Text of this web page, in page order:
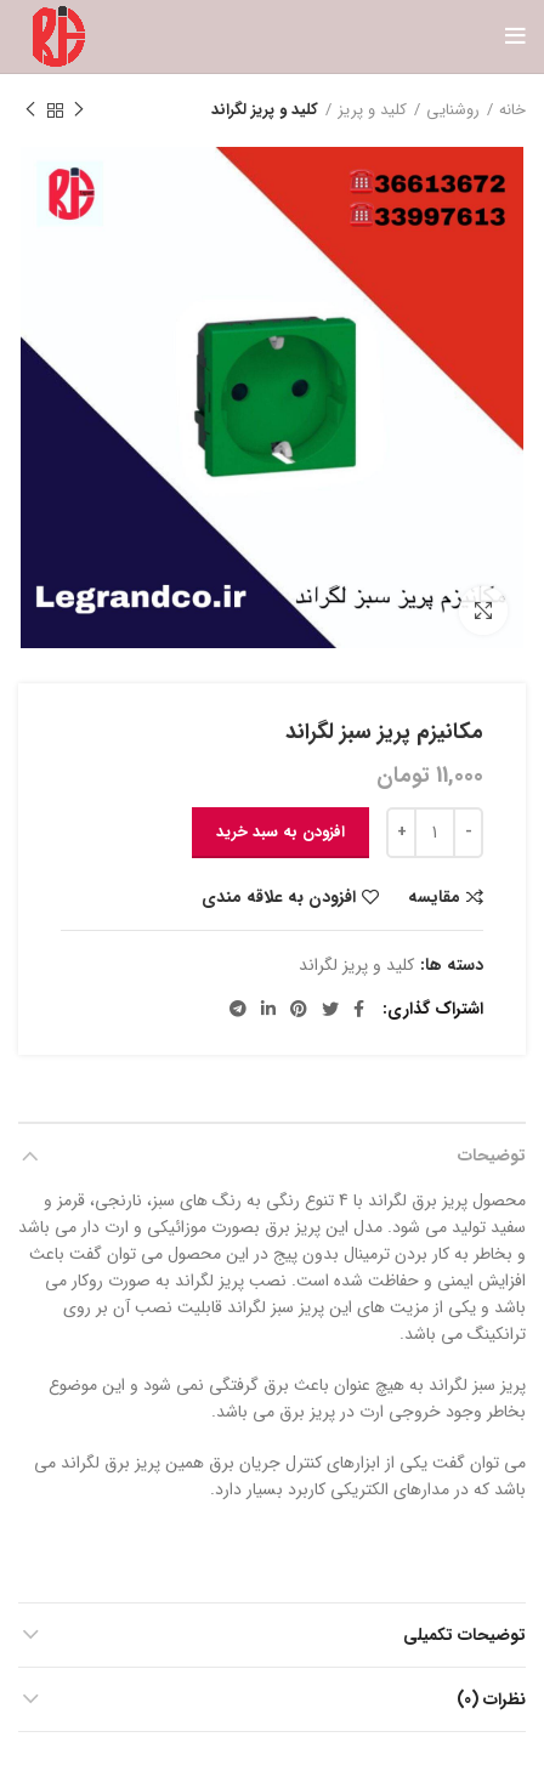
خانه روشنایی کلید و پریز کلید و پریز لگراند
بزرگنمایی تصویر
مکانیزم پریز سبز لگراند
11,000 تومان
افزودن به سبد خرید
مقایسه افزودن به علاقه مندی
دسته ها: کلید و پریز لگراند
اشتراک گذاری
توضیحات
محصول پریز برق لگراند با 4 تنوع رنگی به رنگ های سبز، نارنجی، قرمز و
سفید تولید می شود. مدل این پریز برق بصورت موزائیکی و ارت دار می باشد
و بخاطر به کار بردن ترمینال بدون پیج در این محصول می توان گفت باعث
افزایش ایمنی و حفاظت شده است. نصب پریز لگراند به صورت روکار می
باشد و یکی از مزیت های این پریز سبز لگراند قابلیت نصب آن بر روی
ترانکینگ می باشد.
پریز سبز لگراند به هیچ عنوان باعث برق گرفتگی نمی شود و این موضوع
بخاطر وجود خروجی ارت در پریز برق می باشد.
می توان گفت یکی از ابزارهای کنترل جریان برق همین پریز برق لگراند می
باشد که در مدارهای الکتریکی کاربرد بسیار دارد.
توضیحات تکمیلی
نظرات (0)